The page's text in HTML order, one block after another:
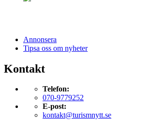
Annonsera
Tipsa oss om nyheter
Kontakt
Telefon:
070-9779252
E-post:
kontakt@turismnytt.se